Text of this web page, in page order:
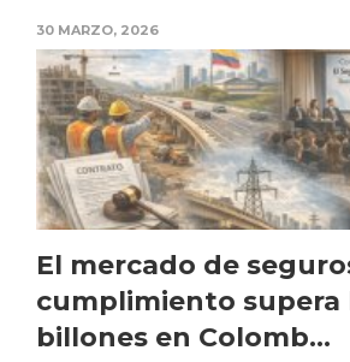
30 MARZO, 2026
El mercado de
cumplimiento supera
billones en Colomb...